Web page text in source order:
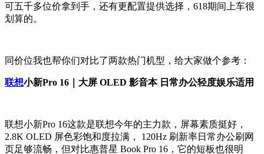
可五千多位价拿到手，还有更配置提供选择， 618期间上车很
划算的。
同价位我也帮你们对比了两款热门机型，给大家做个参考：
联想小新Pro 16｜大屏 OLED 影音本 日常办公轻度娱乐适用
联想小新Pro 16这款是联想今年的主力款，屏幕素质挺好，
2.8K OLED 屏色彩饱和度拉满， 120Hz 刷新率日常办公刷网
页足够流畅，但对比惠普星 Book Pro 16 ，它的短板也很明